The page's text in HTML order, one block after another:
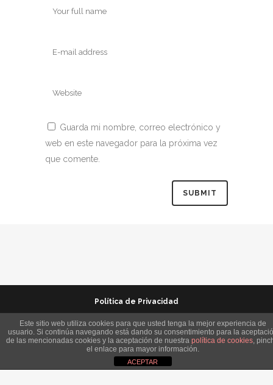
Guarda mi nombre, correo electrónico y
web en este navegador para la próxima vez
que comente.
Política de Privacidad
Protección Infantil
Política de Cookies
Canal de Denuncias
Este sitio web utiliza cookies para que usted tenga la mejor experiencia de
usuario. Si continúa navegando está dando su consentimiento para la
de las mencionadas cookies y la aceptación de nuestra política de cookies,
el enlace para mayor información.
ACEPTAR